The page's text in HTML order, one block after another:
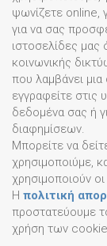
ψωνίζετε online,
για να σας
ιστοσελίδες
κοινωνικής
που λαμβάνει
εγγραφείτε στις
δεδομένα σας ή
διαφημίσεων.
Μπορείτε να
χρησιμοποιύμε,
χρησιμοποιούν
Η πολιτική
προστατεύουμε
χρήση των